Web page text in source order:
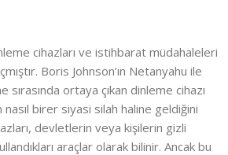
cihazları ve istihbarat müdahaleleri
Boris Johnson’ın Netanyahu ile
ortaya çıkan dinleme cihazı
birer siyasi silah haline geldiğini
devletlerin veya kişilerin gizli
araçlar olarak bilinir. Ancak bu